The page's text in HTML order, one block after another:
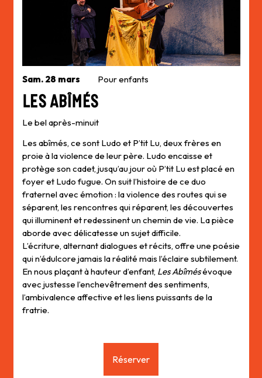
Sam. 28 mars Pour enfants
Les Abîmés
Le bel après-minuit
Les abîmés, ce sont Ludo et P’tit Lu, deux frères en
proie à la violence de leur père. Ludo encaisse et
protège son cadet, jusqu’au jour où P’tit Lu est placé en
foyer et Ludo fugue. On suit l’histoire de ce duo
fraternel avec émotion : la violence des routes qui se
séparent, les rencontres qui réparent, les découvertes
qui illuminent et redessinent un chemin de vie. La pièce
aborde avec délicatesse un sujet difficile.
L’écriture, alternant dialogues et récits, offre une poésie
qui n’édulcore jamais la réalité mais l’éclaire subtilement.
En nous plaçant à hauteur d’enfant, Les Abîmésévoque
avec justesse l’enchevêtrement des sentiments,
l’ambivalence affective et les liens puissants de la
fratrie.
Réserver